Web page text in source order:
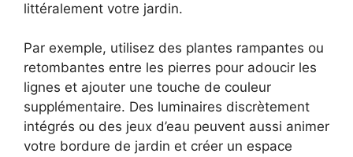
littéralement votre jardin.
Par exemple, utilisez des plantes rampantes ou
retombantes entre les pierres pour adoucir les
lignes et ajouter une touche de couleur
supplémentaire. Des luminaires discrètement
intégrés ou des jeux d’eau peuvent aussi animer
votre bordure de jardin et créer un espace